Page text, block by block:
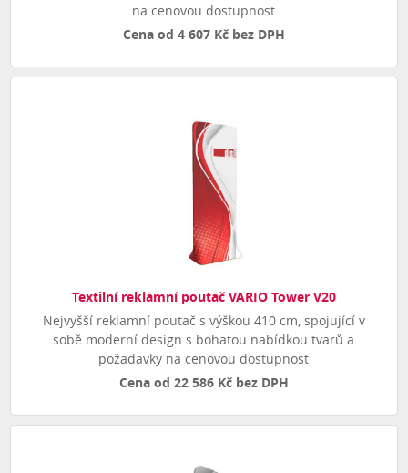
na cenovou dostupnost
Cena od 4 607 Kč bez DPH
Textilní reklamní poutač VARIO Tower V20
Nejvyšší reklamní poutač s výškou 410 cm, spojující v
sobě moderní design s bohatou nabídkou tvarů a
požadavky na cenovou dostupnost
Cena od 22 586 Kč bez DPH